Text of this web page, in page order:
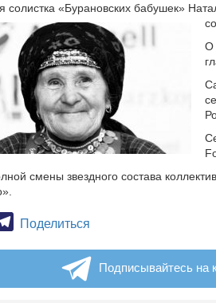
солистка «Бурановских бабушек»
О
смены звездного состава
Telegram
Поделиться
Подписывайтесь на